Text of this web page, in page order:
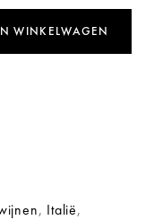
WINKELWAGEN
, Italië,